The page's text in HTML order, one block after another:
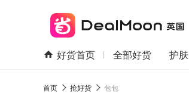
好货首页 全部好货 护肤
首页 抢好货 包包